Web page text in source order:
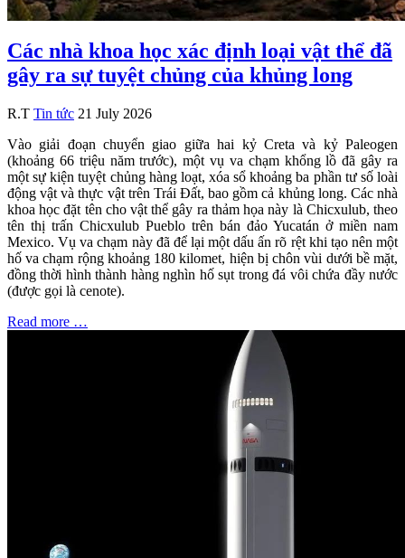
Các nhà khoa học xác định loại vật thể đã
gây ra sự tuyệt chủng của khủng long
R.T Tin tức 21 July 2026
Vào giải đoạn chuyển giao giữa hai kỷ Creta và kỷ Paleogen
(khoảng 66 triệu năm trước), một vụ va chạm khổng lồ đã gây ra
một sự kiện tuyệt chủng hàng loạt, xóa sổ khoảng ba phần tư số loài
động vật và thực vật trên Trái Đất, bao gồm cả khủng long. Các nhà
khoa học đặt tên cho vật thể gây ra thảm họa này là Chicxulub, theo
tên thị trấn Chicxulub Pueblo trên bán đảo Yucatán ở miền nam
Mexico. Vụ va chạm này đã để lại một dấu ấn rõ rệt khi tạo nên một
hố va chạm rộng khoảng 180 kilomet, hiện bị chôn vùi dưới bề mặt,
đồng thời hình thành hàng nghìn hố sụt trong đá vôi chứa đầy nước
(được gọi là cenote).
Read more …